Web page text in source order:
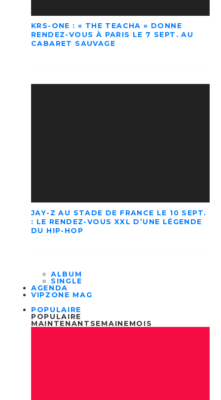
KRS-ONE : « THE TEACHA » DONNE
RENDEZ-VOUS À PARIS LE 7 SEPT. AU
CABARET SAUVAGE
JAY-Z AU STADE DE FRANCE LE 10 SEPT.
: LE RENDEZ-VOUS XXL D’UNE LÉGENDE
DU HIP-HOP
ALBUM
SINGLE
AGENDA
VIPZONE MAG
POPULAIRE
POPULAIRE
MAINTENANT SEMAINEMOIS